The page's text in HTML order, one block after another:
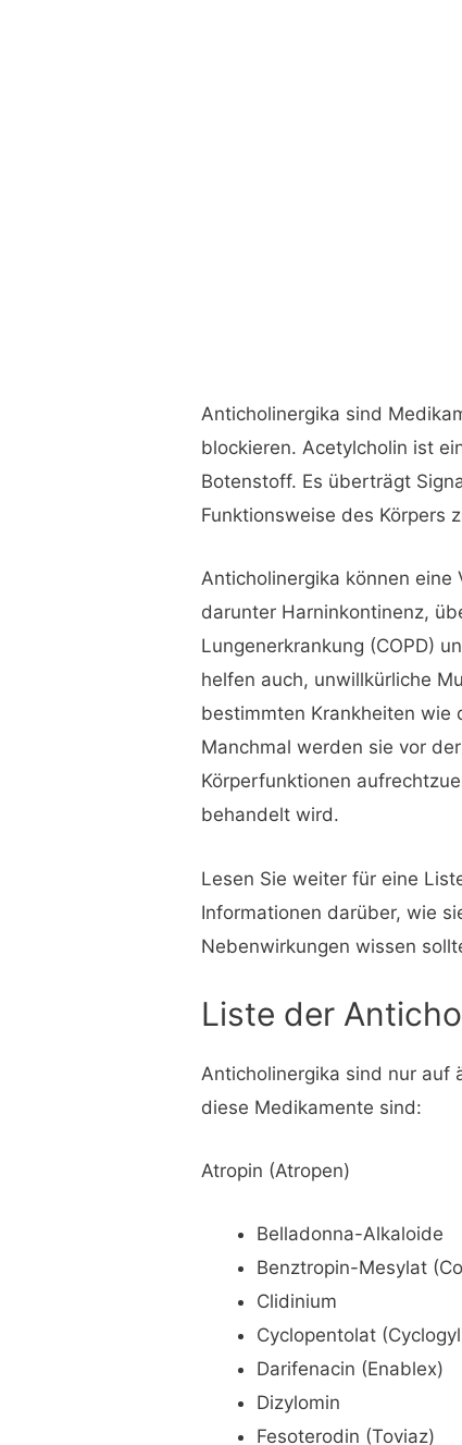
Anticholinergika sind
blockieren. Acetylcholin ist
Botenstoff. Es überträgt
Funktionsweise des Körpers
Anticholinergika können eine
darunter Harninkontinenz,
Lungenerkrankung (COPD)
helfen auch, unwillkürliche
bestimmten Krankheiten wie
Manchmal werden sie vor
Körperfunktionen
behandelt wird.
Lesen Sie weiter für eine
Informationen darüber, wie
Nebenwirkungen wissen
Liste der
Anticholinergika sind nur auf
diese Medikamente sind:
Atropin (Atropen)
Belladonna-Alkaloide
Benztropin-Mesylat
Clidinium
Cyclopentolat
Darifenacin (Enablex)
Dizylomin
Fesoterodin (Toviaz)